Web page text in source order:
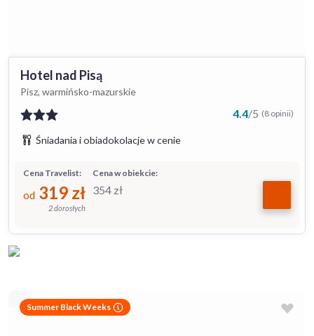
Hotel nad Pisą
Pisz, warmińsko-mazurskie
4.4/5 (8 opinii)
Śniadania i obiadokolacje w cenie
Cena w obiekcie:
354 zł
Cena Travelist:
od 319 zł
2 dorosłych
Summer Black Weeks